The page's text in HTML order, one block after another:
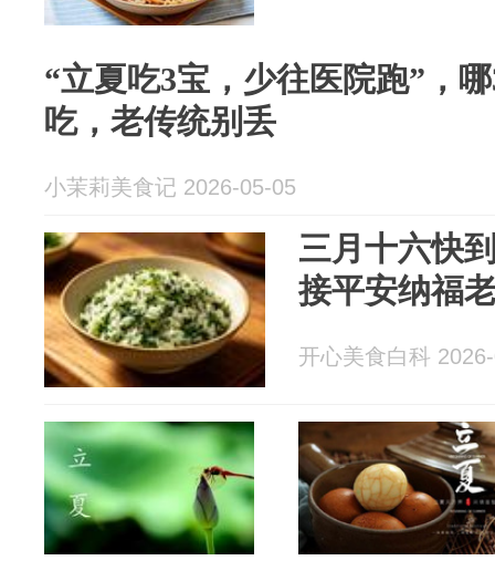
“立夏吃3宝，少往医院跑”，
吃，老传统别丢
小茉莉美食记 2026-05-05
三月十六快
接平安纳福
开心美食白科